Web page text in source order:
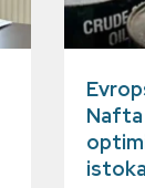
Nafta
istoka